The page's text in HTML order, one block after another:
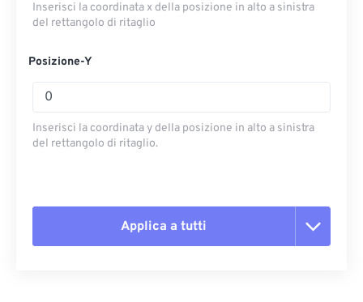
Inserisci la coordinata x della posizione in alto a sinistra
del rettangolo di ritaglio
Posizione-Y
Inserisci la coordinata y della posizione in alto a sinistra
del rettangolo di ritaglio.
Applica a tutti